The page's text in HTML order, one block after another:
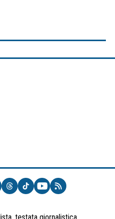
testata giornalistica